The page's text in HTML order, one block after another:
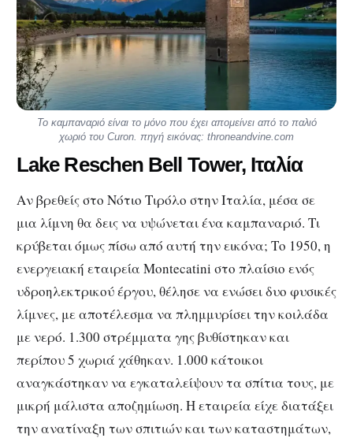
Το καμπαναριό είναι το μόνο που έχει απομείνει από το παλιό
χωριό του Curon. πηγή εικόνας: throneandvine.com
Lake Reschen Bell Tower, Ιταλία
Αν βρεθείς στο Νότιο Τιρόλο στην Ιταλία, μέσα σε
μια λίμνη θα δεις να υψώνεται ένα καμπαναριό. Τι
κρύβεται όμως πίσω από αυτή την εικόνα; Το 1950, η
ενεργειακή εταιρεία Montecatini στο πλαίσιο ενός
υδροηλεκτρικού έργου, θέλησε να ενώσει δυο φυσικές
λίμνες, με αποτέλεσμα να πλημμυρίσει την κοιλάδα
με νερό. 1.300 στρέμματα γης βυθίστηκαν και
περίπου 5 χωριά χάθηκαν. 1.000 κάτοικοι
αναγκάστηκαν να εγκαταλείψουν τα σπίτια τους, με
μικρή μάλιστα αποζημίωση. Η εταιρεία είχε διατάξει
την ανατίναξη των σπιτιών και των καταστημάτων,